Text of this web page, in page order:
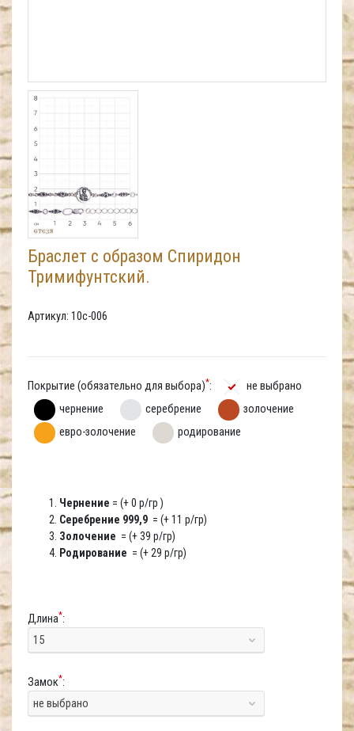
Браслет с образом Спиридон
Тримифунтский.
Артикул: 10с-006
Покрытие (обязательно для выбора)*:
не выбрано
чернение
серебрение
золочение
евро-золочение
родирование
Чернение = (+ 0 р/гр )
Серебрение 999,9 = (+ 11 р/гр)
Золочение = (+ 39 р/гр)
Родирование = (+ 29 р/гр)
Длина*:
15
Замок*:
не выбрано